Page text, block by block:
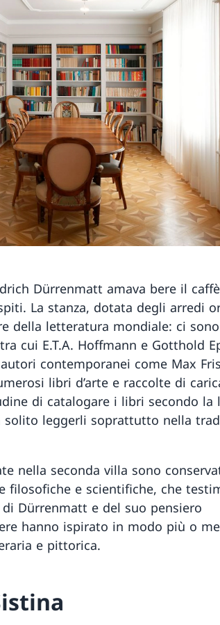
Dürrenmatt amava bere il
La stanza, dotata degli arredi
della letteratura mondiale: ci
cui E.T.A. Hoffmann e Gotthold
contemporanei come Max
libri d’arte e raccolte di
di catalogare i libri secondo la
solito leggerli soprattutto nella
nella seconda villa sono
filosofiche e scientifiche, che
Dürrenmatt e del suo pensiero
hanno ispirato in modo più o
e pittorica.